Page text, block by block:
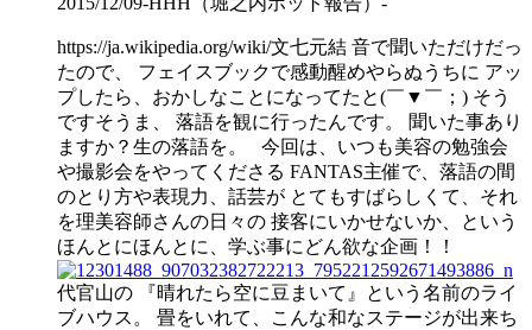
https://ja.wikipedia.org/wiki/文七元結 音で聞いただけだっ
たので、 フェイスブックで感動醒めやらぬうちに アッ
プしたら、おかしなことになってたと(￣▼￣；) そう
ですそうま、 落語を観に行ったんです。 聞いた事あり
ますか？生の落語を。 今回は、いつも美容の勉強会
や撮影会をやってくださる FANTAS主催で、落語の間
のとり方や表現力、話芸が とてもすばらしくて、それ
を理美容師さんの日々の 接客にいかせないか、という
ほんとにほんとに、学ぶ事にどん欲な企画！！
代官山の 『晴れたら空に豆まいて』という名前のライ
ブハウス。 畳をいれて、こんな和なステージが出来ち